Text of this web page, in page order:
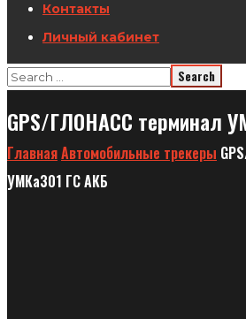
Контакты
Личный кабинет
GPS/ГЛОНАСС терминал
ГлавнаяАвтомобильные трекеры
УМКа301 ГС АКБ